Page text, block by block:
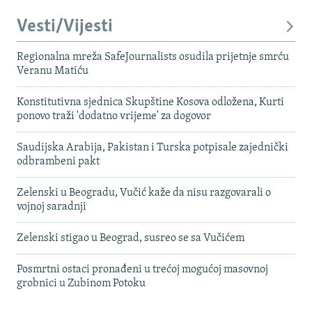
Vesti/Vijesti
Regionalna mreža SafeJournalists osudila prijetnje smrću
Veranu Matiću
Konstitutivna sjednica Skupštine Kosova odložena, Kurti
ponovo traži 'dodatno vrijeme' za dogovor
Saudijska Arabija, Pakistan i Turska potpisale zajednički
odbrambeni pakt
Zelenski u Beogradu, Vučić kaže da nisu razgovarali o
vojnoj saradnji
Zelenski stigao u Beograd, susreo se sa Vučićem
Posmrtni ostaci pronađeni u trećoj mogućoj masovnoj
grobnici u Zubinom Potoku